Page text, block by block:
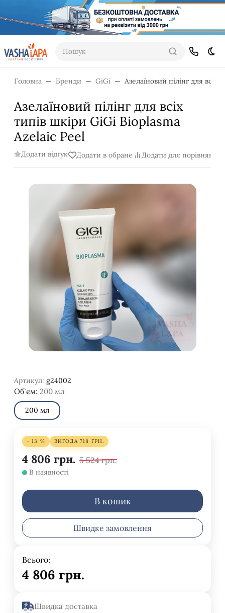
Пошук
Головна Бренди GiGi Азелаїновий пілінг для
Азелаїновий пілінг для всіх
типів шкіри GiGi Bioplasma
Azelaic Peel
Додати відгук Додати в обране Додати для порівняння
Артикул: g24002
Об`єм: 200 мл
200 мл
- 13 % ВИГОДА 718 ГРН.
4 806 грн. 5 524 грн.
В наявності
В кошик
Швидке замовлення
Всього:
4 806 грн.
Швидка доставка